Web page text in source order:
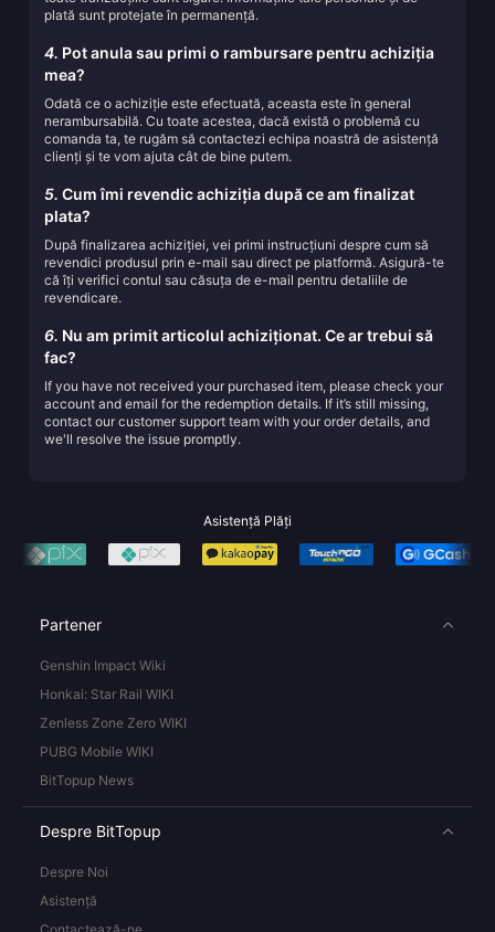
plată sunt protejate în permanență.
4. Pot anula sau primi o rambursare pentru achiziția
mea?
Odată ce o achiziție este efectuată, aceasta este în general
nerambursabilă. Cu toate acestea, dacă există o problemă cu
comanda ta, te rugăm să contactezi echipa noastră de asistență
clienți și te vom ajuta cât de bine putem.
5. Cum îmi revendic achiziția după ce am finalizat
plata?
După finalizarea achiziției, vei primi instrucțiuni despre cum să
revendici produsul prin e-mail sau direct pe platformă. Asigură-te
că îți verifici contul sau căsuța de e-mail pentru detaliile de
revendicare.
6. Nu am primit articolul achiziționat. Ce ar trebui să
fac?
If you have not received your purchased item, please check your
account and email for the redemption details. If it’s still missing,
contact our customer support team with your order details, and
we'll resolve the issue promptly.
Asistență Plăți
Partener
Genshin Impact Wiki
Honkai: Star Rail WIKI
Zenless Zone Zero WIKI
PUBG Mobile WIKI
BitTopup News
Despre BitTopup
Despre Noi
Asistență